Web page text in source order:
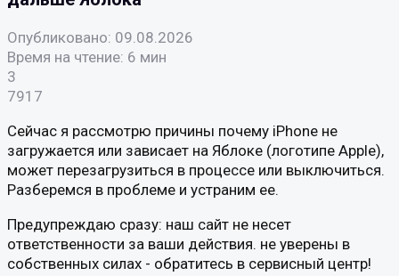
Опубликовано: 09.08.2026
Время на чтение: 6 мин
3
7917
Сейчас я рассмотрю причины почему iPhone не
загружается или зависает на Яблоке (логотипе Apple),
может перезагрузиться в процессе или выключиться.
Разберемся в проблеме и устраним ее.
Предупреждаю сразу: наш сайт не несет
ответственности за ваши действия. не уверены в
собственных силах - обратитесь в сервисный центр!